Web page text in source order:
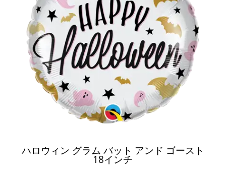
ハロウィン グラム バット アンド ゴースト
18インチ